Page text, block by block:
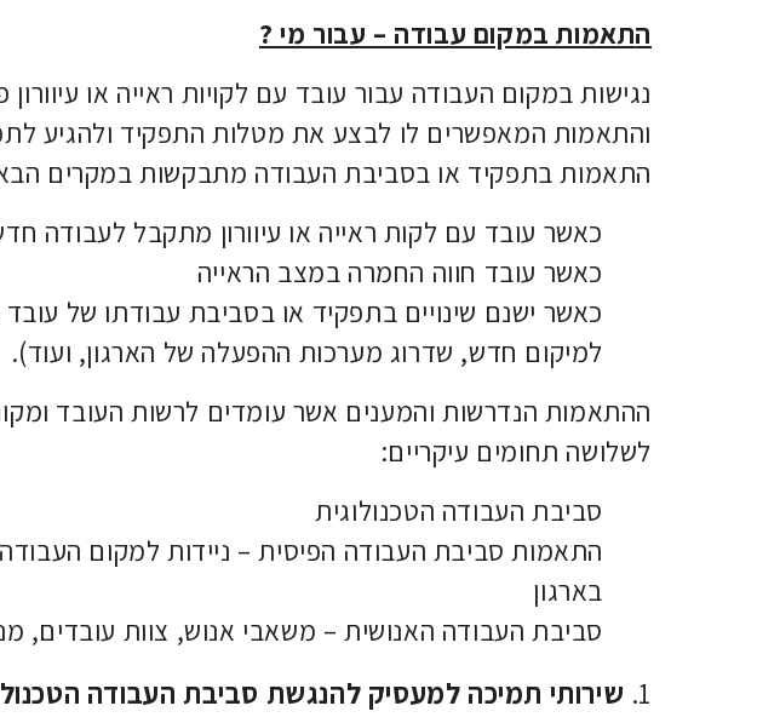
התאמות במקום עבודה – עבור מי ?
נגישות במקום העבודה עבור עובד עם לקויות ראייה או
והתאמות המאפשרים לו לבצע את מטלות התפקיד ולהגיע
התאמות בתפקיד או בסביבת העבודה מתבקשות במקרים
כאשר עובד עם לקות ראייה או עיוורון מתקבל לעבודה
כאשר עובד חווה החמרה במצב הראייה
כאשר ישנם שינויים בתפקיד או בסביבת עבודתו של
למיקום חדש, שדרוג מערכות ההפעלה של הארגון, ועוד).
ההתאמות הנדרשות והמענים אשר עומדים לרשות העובד
לשלושה תחומים עיקריים:
סביבת העבודה הטכנולוגית
התאמות סביבת העבודה הפיסית – ניידות למקום
בארגון
סביבת העבודה האנושית – משאבי אנוש, צוות עובדים,
1. שירותי תמיכה למעסיק להנגשת סביבת העבודה